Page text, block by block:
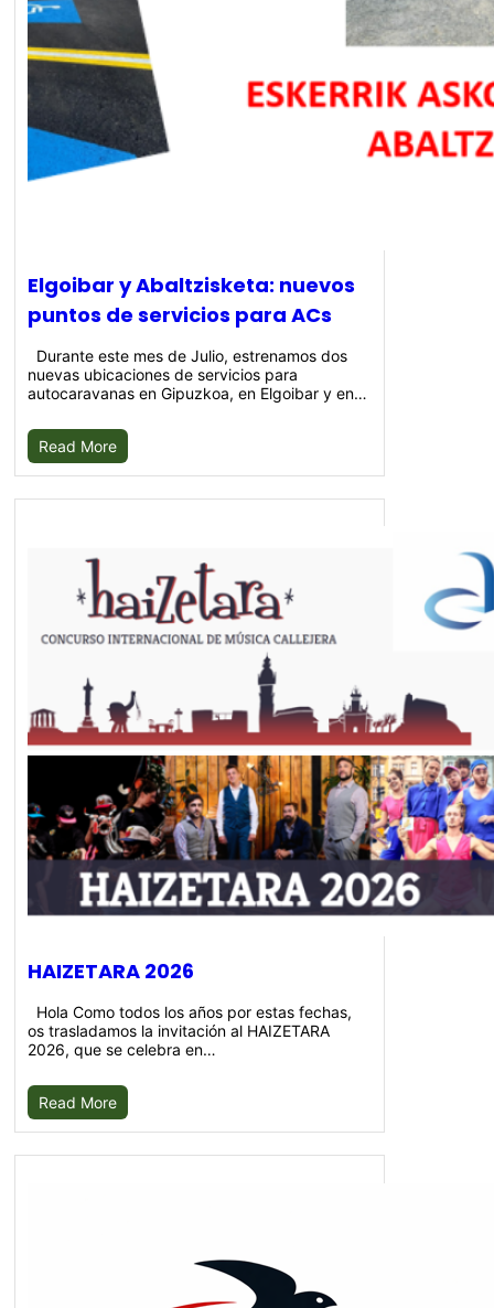
Elgoibar y Abaltzisketa: nuevos
puntos de servicios para ACs
Durante este mes de Julio, estrenamos dos
nuevas ubicaciones de servicios para
autocaravanas en Gipuzkoa, en Elgoibar y en…
Read More
HAIZETARA 2026
Hola Como todos los años por estas fechas,
os trasladamos la invitación al HAIZETARA
2026, que se celebra en…
Read More